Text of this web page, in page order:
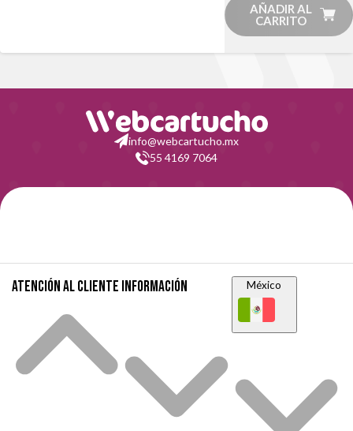
AÑADIR AL
CARRITO
info@webcartucho.mx
55 4169 7064
Atención al cliente Información México